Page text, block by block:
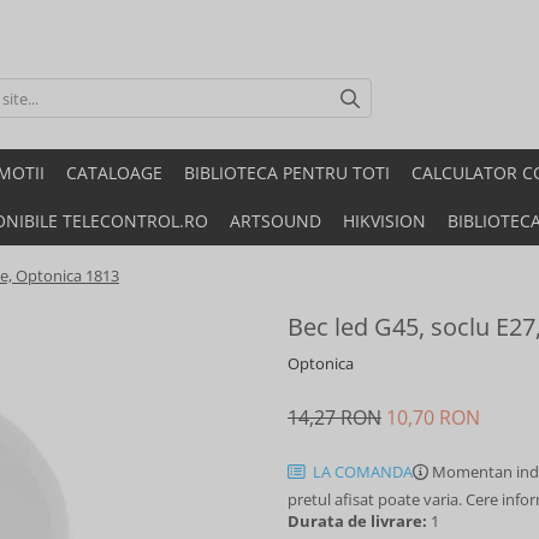
CATALOAGE BIBLIOTECA PENTRU TOTI CALCULATOR
TELECONTROL.RO ARTSOUND HIKVISION
Optonica 1813
Bec led G45, soclu
Optonica
14,27 RON 10,70 RON
LA COMANDA
Momentan
pretul afisat poate varia. Cere
Durata de livrare: 1